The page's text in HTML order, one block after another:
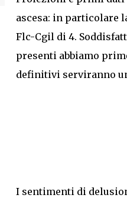
ascesa: in particolare
Flc-Cgil di 4.
presenti abbiamo
definitivi serviranno
I sentimenti di